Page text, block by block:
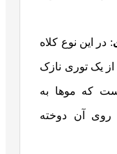
: در این نوع کلاه
یک توری نازک
که موها به
آن دوخته